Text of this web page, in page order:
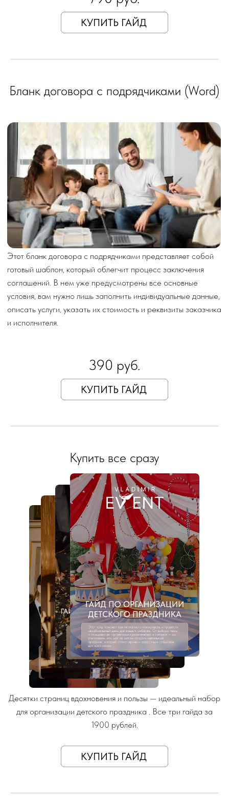
390 руб.
Купить все сразу
Десятки страниц вдохновения и пользы — идеальный набор
для организации детского праздника . Все три гайда за
1900 рублей.
КУПИТЬ ГАЙД